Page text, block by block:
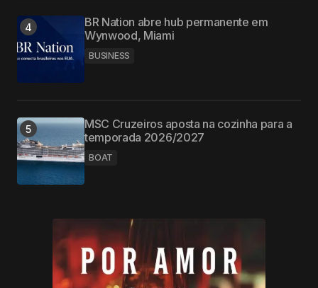
BR Nation abre hub permanente em
Wynwood, Miami
BUSINESS
MSC Cruzeiros aposta na cozinha para a
temporada 2026/2027
BOAT